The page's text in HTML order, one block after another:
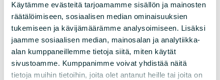
Käytämme evästeitä tarjoamamme sisällön ja mainosten
räätälöimiseen, sosiaalisen median ominaisuuksien
tukemiseen ja kävijämäärämme analysoimiseen. Lisäksi
jaamme sosiaalisen median, mainosalan ja analytiikka-
alan kumppaneillemme tietoja siitä, miten käytät
sivustoamme. Kumppanimme voivat yhdistää näitä
tietoja muihin tietoihin, joita olet antanut heille tai joita on
Suomen luonnonsuojeluliitto
Sörnäistenkatu 1
00580 Helsinki
Asiakaspalvelu ja lahjoitukset